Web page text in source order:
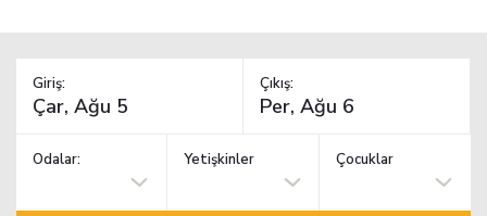
Giriş: Çıkış:
Odalar: Yetişkinler Çocuklar